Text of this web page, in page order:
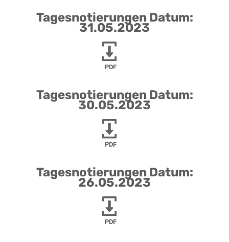
Tagesnotierungen Datum:
31.05.2023
PDF
Tagesnotierungen Datum:
30.05.2023
PDF
Tagesnotierungen Datum:
26.05.2023
PDF